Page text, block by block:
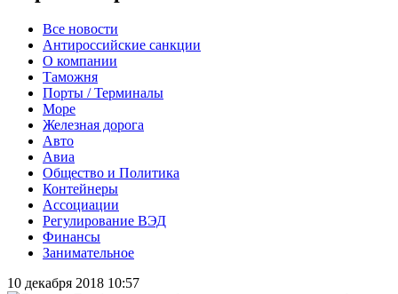
Все новости
Антироссийские санкции
О компании
Таможня
Порты / Терминалы
Море
Железная дорога
Авто
Авиа
Общество и Политика
Контейнеры
Ассоциации
Регулирование ВЭД
Финансы
Занимательное
10 декабря 2018 10:57